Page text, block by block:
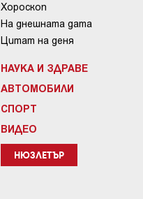
Хороскоп
На днешната дата
Цитат на деня
НАУКА И ЗДРАВЕ
АВТОМОБИЛИ
СПОРТ
ВИДЕО
НЮЗЛЕТЪР